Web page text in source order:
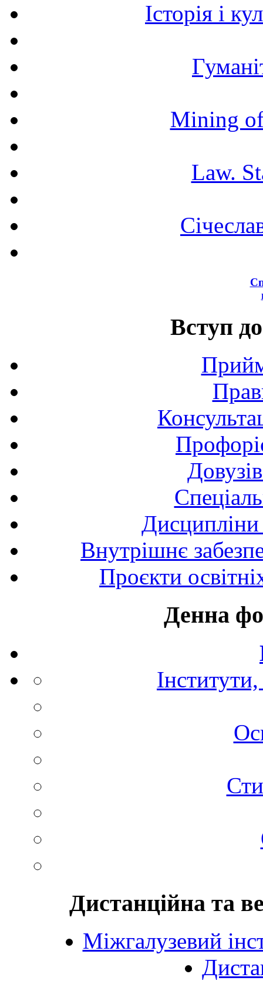
Історія і
Mining
Law.
Вступ
Внутрішнє
Проєкти
Денна
Дистанційна та
Міжгалузевий